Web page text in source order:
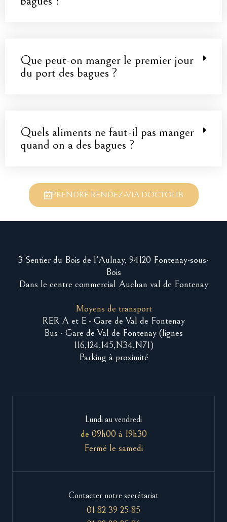
Que peut-on manger le premier jour
du port des bagues ?
Quels aliments ne faut-il pas manger
quand on a des bagues ?
PRENDRE RENDEZ-VIA DOCTOLIB
3 Sentier du Bois de l’Aulnay, 94120 Fontenay-sous-
Bois
Dans le centre commercial Auchan val de Fontenay
Moyens de transport
RER A et E - Gare de Val de Fontenay
Bus - Gare de Val de Fontenay (lignes
116,124,145,N34,N71)
Parking à proximité
Lundi au vendredi
de 09h00 à 19h30
Fermé le samedi
Contacter notre secrétariat
01 82 39 25 85